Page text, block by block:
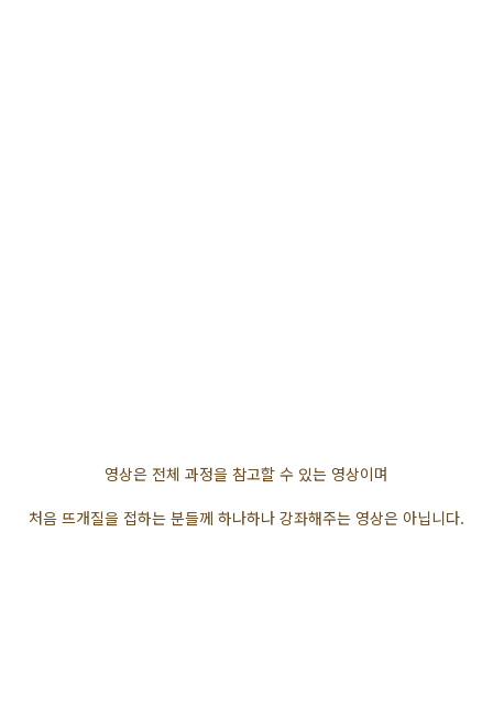
영상은 전체 과정을 참고할 수 있는 영상이며
처음 뜨개질을 접하는 분들께 하나하나 강좌해주는 영상은 아닙니다.